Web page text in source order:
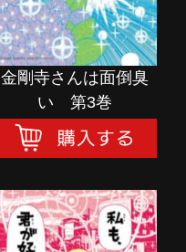
金剛寺さんは面倒臭
い 第3巻